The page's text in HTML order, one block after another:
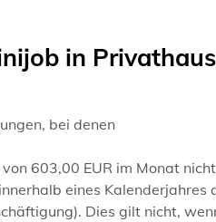
in
bei denen
603,00 EUR im Monat
eines
Dies gilt nicht,